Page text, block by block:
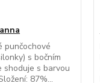
punčochové
s bočním
shoduje s barvou
87%...